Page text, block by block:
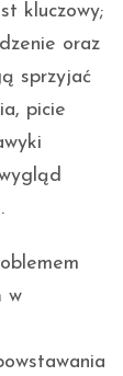
kluczowy;
oraz
sprzyjać
picie
w